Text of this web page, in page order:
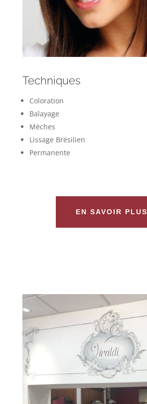
Techniques
Coloration
Balayage
Mèches
Lissage Brésilien
Permanente
EN SAVOIR PLUS